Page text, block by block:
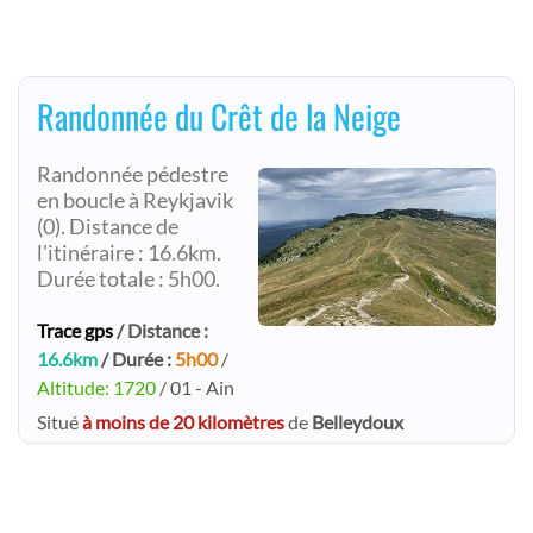
Randonnée du Crêt de la Neige
Randonnée pédestre
en boucle à Reykjavik
(0). Distance de
l'itinéraire : 16.6km.
Durée totale : 5h00.
Trace gps/ Distance :
16.6km/ Durée : 5h00/
Altitude: 1720 / 01 - Ain
Situéà moins de 20 kilomètresde Belleydoux